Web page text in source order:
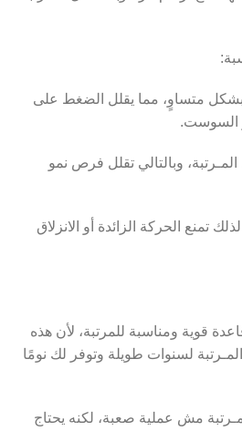
بشكل متساوٍ، مما يقلل الضغط على
السوست.
وبالتالي تقلل فرص نمو
تمنع الحركة الزائدة أو الانزلاق
قوية ومناسبة للمرتبة، لأن هذه
لسنوات طويلة وتوفر لك نومًا
مش عملية صعبة، لكنه يحتاج